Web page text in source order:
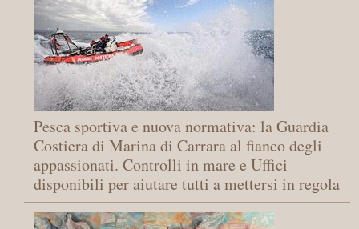
Pesca sportiva e nuova normativa: la Guardia
Costiera di Marina di Carrara al fianco degli
appassionati. Controlli in mare e Uffici
disponibili per aiutare tutti a mettersi in regola